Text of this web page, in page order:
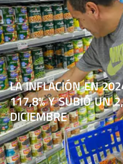
LA INFLACIÓN EN
117,8% Y SUBIÓ UN
DICIEMBRE